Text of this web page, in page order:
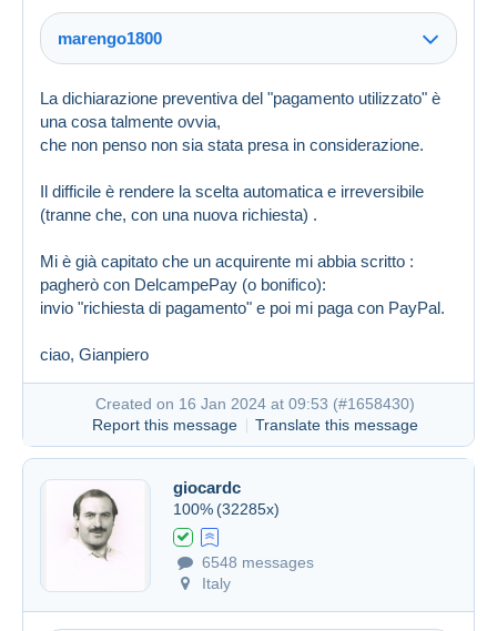
marengo1800
La dichiarazione preventiva del "pagamento utilizzato" è
una cosa talmente ovvia,
che non penso non sia stata presa in considerazione.
Il difficile è rendere la scelta automatica e irreversibile
(tranne che, con una nuova richiesta) .
Mi è già capitato che un acquirente mi abbia scritto :
pagherò con DelcampePay (o bonifico):
invio "richiesta di pagamento" e poi mi paga con PayPal.
ciao, Gianpiero
Created on 16 Jan 2024 at 09:53 (#1658430)
Report this message
Translate this message
giocardc
100% (32285x)
6548 messages
Italy